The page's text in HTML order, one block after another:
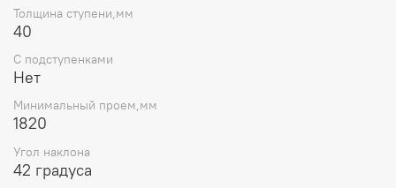
Толщина ступени,мм
40
С подступенками
Нет
Минимальный проем,мм
1820
Угол наклона
42 градуса